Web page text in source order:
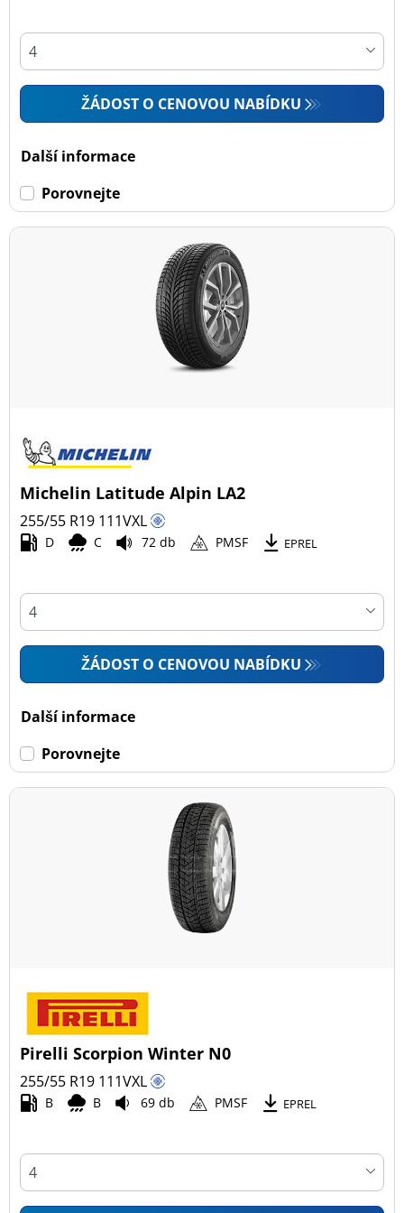
ŽÁDOST O CENOVOU NABÍDKU
Další informace
Porovnejte
Michelin Latitude Alpin LA2
255/55 R19 111VXL
D C 72 db PMSF EPREL
ŽÁDOST O CENOVOU NABÍDKU
Další informace
Porovnejte
Pirelli Scorpion Winter N0
255/55 R19 111VXL
B B 69 db PMSF EPREL